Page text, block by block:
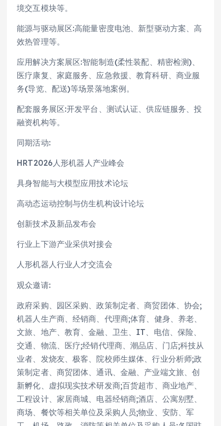
境交互模块等。
能源与驱动展区:高能量密度电池、新型驱动方案、高
效热管理等。
应用解决方案展区:智能制造(柔性装配、精密检测)、
医疗康复、家庭服务、应急救援、教育科研、商业服
务(导览、配送)等场景落地案例。
配套服务展区:开发平台、测试认证、供应链服务、投
融资机构等。
同期活动:
HRT2026人形机器人产业峰会
具身智能与大模型应用技术论坛
高动态运动控制与仿生机构设计论坛
创新技术及新品发布会
行业上下游产业采供对接会
人形机器人行业人才交流会
观众邀请:
政府采购、园区采购、政策制定者、商贸团体、协会;
机器人生产商、经销商、代理商;体育、健身、养老、
文旅、地产、教育、金融、卫生、IT、电信、保险、
交通、物流、医疗;经销代理商、潮品店、门店;科技从
业者、发烧友、极客、院校师生媒体、行业分析师;政
策制定者、商贸团体、通讯、金融、产业端文旅、创
新孵化、虚拟现实技术研发商;百货超市、商业地产、
工程设计、家居商城、电器经销商;酒店、公寓别墅、
商场、餐饮等相关单位及采购人员;物业、安防、军